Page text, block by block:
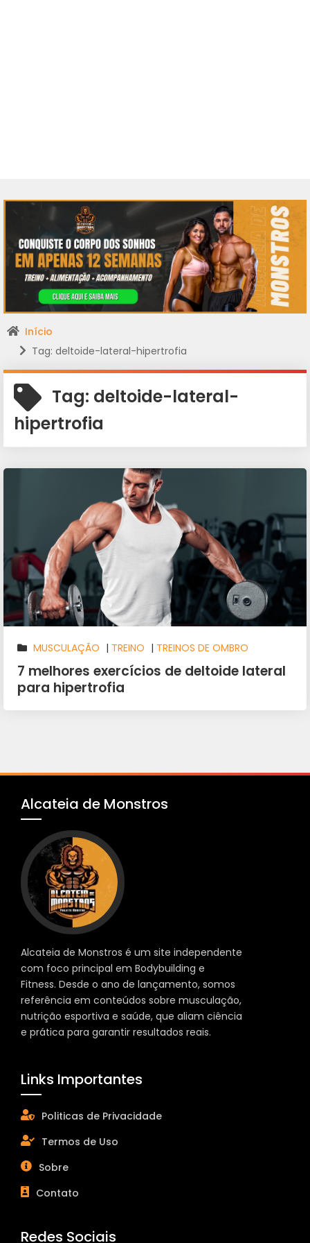
Início
Tag: deltoide-lateral-hipertrofia
Tag: deltoide-lateral-
hipertrofia
MUSCULAÇÃO | TREINO | TREINOS DE OMBRO
7 melhores exercícios de deltoide lateral
para hipertrofia
Alcateia de Monstros
Alcateia de Monstros é um site independente
com foco principal em Bodybuilding e
Fitness. Desde o ano de lançamento, somos
referência em conteúdos sobre musculação,
nutrição esportiva e saúde, que aliam ciência
e prática para garantir resultados reais.
Links Importantes
Politicas de Privacidade
Termos de Uso
Sobre
Contato
Redes Sociais